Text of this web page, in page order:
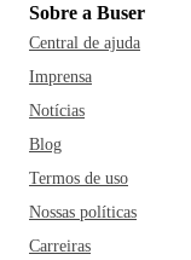
Sobre a Buser
Central de ajuda
Imprensa
Notícias
Blog
Termos de uso
Nossas políticas
Carreiras